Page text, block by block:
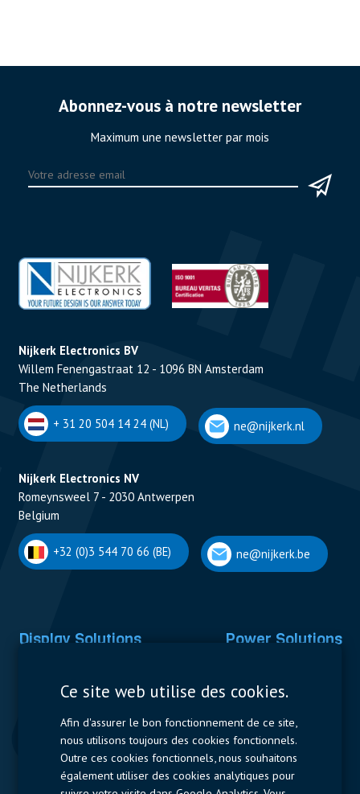
Abonnez-vous à notre newsletter
Maximum une newsletter par mois
Nijkerk Electronics BV
Willem Fenengastraat 12 - 1096 BN Amsterdam
The Netherlands
+ 31 20 504 14 24 (NL) ne@nijkerk.nl
Nijkerk Electronics NV
Romeynsweel 7 - 2030 Antwerpen
Belgium
+32 (0)3 544 70 66 (BE) ne@nijkerk.be
Display Solutions Power Solutions
Contactors & Fuses
Measurement
Resistors
Ce site web utilise des cookies.
Afin d'assurer le bon fonctionnement de ce site,
nous utilisons toujours des cookies fonctionnels.
Outre ces cookies fonctionnels, nous souhaitons
également utiliser des cookies analytiques pour